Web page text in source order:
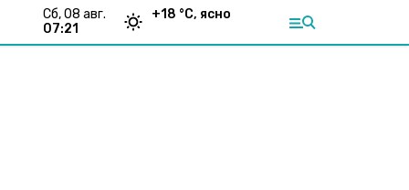
сб, 08 авг.
07:21
+18 °С, ясно